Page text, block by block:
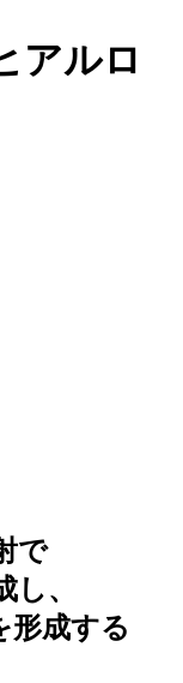
アルロ
で
、
形成する